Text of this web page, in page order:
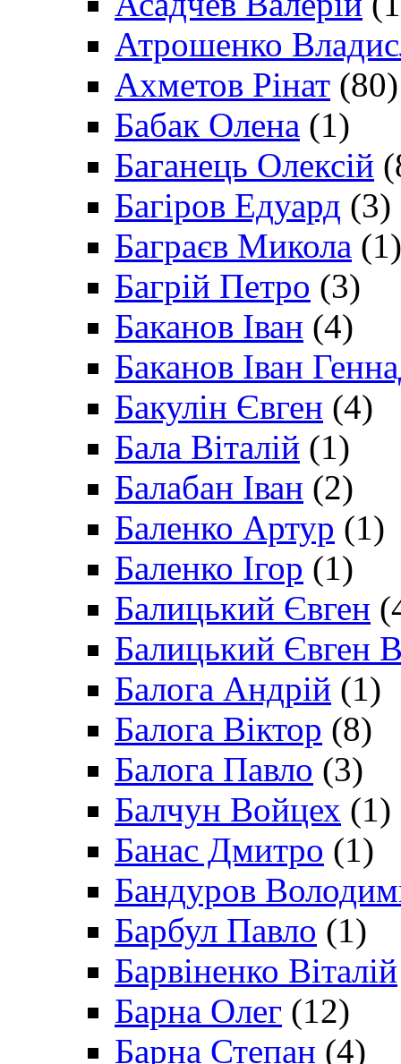
Атрошенко
Ахметов Рінат (80)
Бабак Олена (1)
Баганець Олексій
Багіров Едуард (3)
Баграєв Микола (1)
Багрій Петро (3)
Баканов Іван (4)
Баканов Іван
Бакулін Євген (4)
Бала Віталій (1)
Балабан Іван (2)
Баленко Артур (1)
Баленко Ігор (1)
Балицький Євген
Балицький Євген
Балога Андрій (1)
Балога Віктор (8)
Балога Павло (3)
Балчун Войцех (1)
Банас Дмитро (1)
Бандуров
Барбул Павло (1)
Барвіненко Віталій
Барна Олег (12)
Барна Степан (4)